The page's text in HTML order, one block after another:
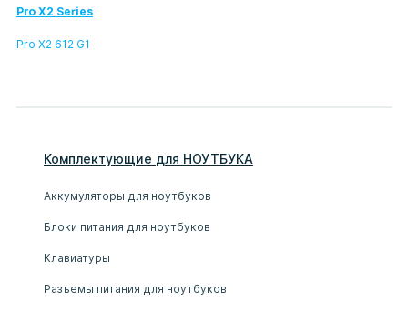
Pro X2 Series
Pro X2 612 G1
Комплектующие для НОУТБУКА
Аккумуляторы для ноутбуков
Блоки питания для ноутбуков
Клавиатуры
Разъемы питания для ноутбуков